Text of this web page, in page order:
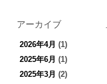
アーカイブ
2026年4月 (1)
2025年6月 (1)
2025年3月 (2)